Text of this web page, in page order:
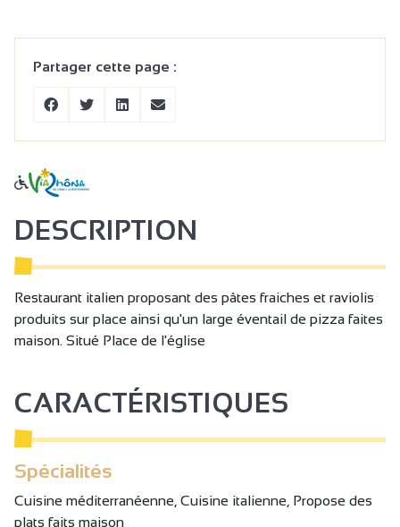
Partager cette page :
DESCRIPTION
Restaurant italien proposant des pâtes fraiches et raviolis
produits sur place ainsi qu'un large éventail de pizza faites
maison. Situé Place de l'église
CARACTÉRISTIQUES
Spécialités
Cuisine méditerranéenne, Cuisine italienne, Propose des
plats faits maison